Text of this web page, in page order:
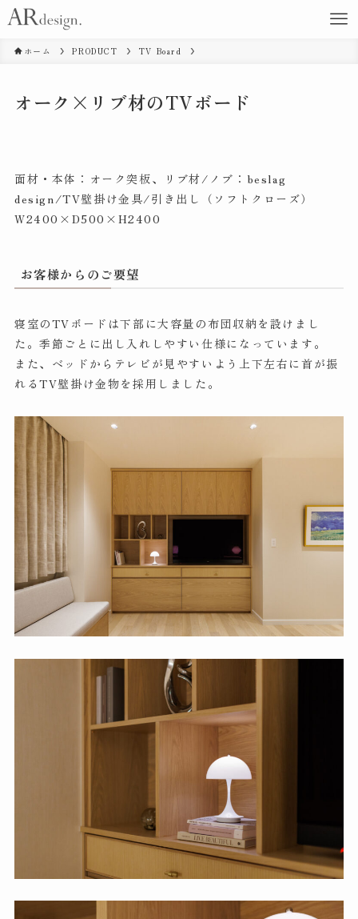
ホーム PRODUCT TV Board
オーク×リブ材のTVボード
面材・本体：オーク突板、リブ材/ノブ：beslag
design/TV壁掛け金具/引き出し（ソフトクローズ）
W2400×D500×H2400
お客様からのご要望
寝室のTVボードは下部に大容量の布団収納を設けまし
た。季節ごとに出し入れしやすい仕様になっています。
また、ベッドからテレビが見やすいよう上下左右に首が振
れるTV壁掛け金物を採用しました。